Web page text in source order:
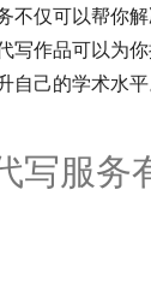
不仅可以帮你
写作品可以为
自己的学术水平
写服务